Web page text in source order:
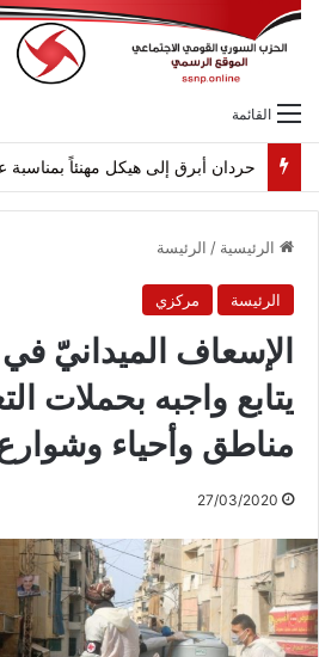
القائمة
الرئيسية / الرئيسة
الرئيسة مركزي
الإسعاف الميدانيّ
يتابع واجبه بحملات
مناطق وأحياء
27/03/2020